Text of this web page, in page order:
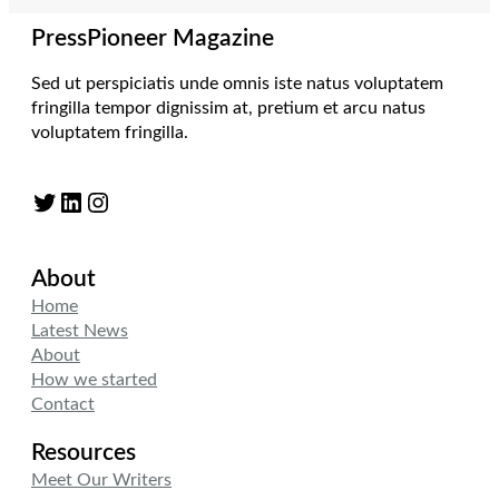
PressPioneer Magazine
Sed ut perspiciatis unde omnis iste natus voluptatem
fringilla tempor dignissim at, pretium et arcu natus
voluptatem fringilla.
Twitter LinkedIn Instagram
About
Home
Latest News
About
How we started
Contact
Resources
Meet Our Writers